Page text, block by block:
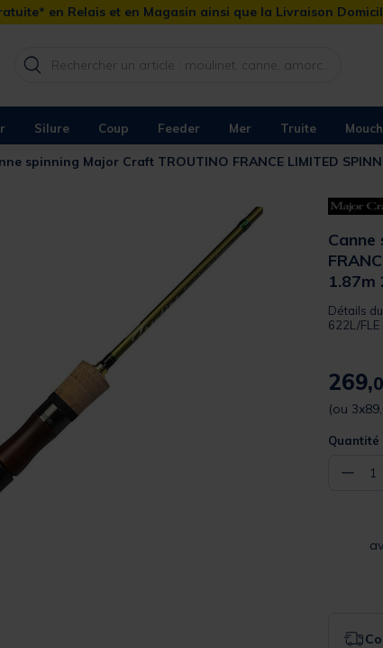
en Relais et en Magasin ainsi que la Livraison
Silure Coup Feeder Mer Truite
spinning Major Craft TROUTINO FRANCE LIMITED
1.87m
Détails du
622L/
269,
(ou
Quantité
− 1